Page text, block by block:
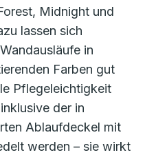
Midnight und
lassen sich
in
Farben gut
Pflegeleichtigkeit
der in
Ablaufdeckel mit
werden – sie wirkt